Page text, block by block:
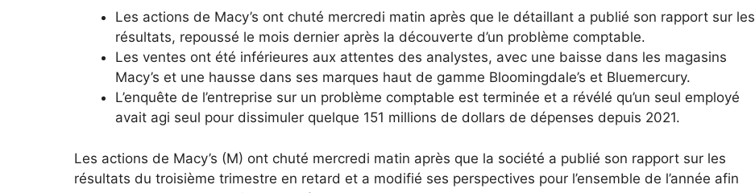
Les actions de Macy’s ont chuté mercredi matin après que le détaillant a publié son rapport sur les
résultats, repoussé le mois dernier après la découverte d’un problème comptable.
Les ventes ont été inférieures aux attentes des analystes, avec une baisse dans les magasins
Macy’s et une hausse dans ses marques haut de gamme Bloomingdale’s et Bluemercury.
L’enquête de l’entreprise sur un problème comptable est terminée et a révélé qu’un seul employé
avait agi seul pour dissimuler quelque 151 millions de dollars de dépenses depuis 2021.
Les actions de Macy’s (M) ont chuté mercredi matin après que la société a publié son rapport sur les
résultats du troisième trimestre en retard et a modifié ses perspectives pour l’ensemble de l’année afin